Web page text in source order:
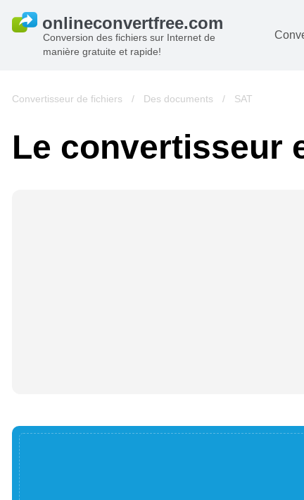
Conversion des fichiers sur Internet de
manière gratuite et rapide!
Convertisseur de fichiers / Des documents / SAT
Le convertisseur